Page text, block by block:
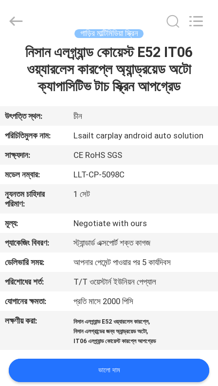
ভিডিও
সম্পর্কে
কারখানা
মান
নিয়ন্ত্রণ
করুন
কেস
Electron
Co.,Ltd.
গাড়ির মাল্টিমিডিয়া স্ক্রিন
নিসান এলগ্র্যান্ড কোয়েস্ট E52 IT06
ওয়্যারলেস কারপ্লে অ্যান্ড্রয়েড অটো
ক্যাপাসিটিভ টাচ স্ক্রিন আপগ্রেড
উৎপত্তি স্থল:
চীন
পরিচিতিমুলক নাম:
Lsailt carplay android auto solution
সাক্ষ্যদান:
CE RoHS SGS
মডেল নম্বার:
LLT-CP-5098C
ন্যূনতম চাহিদার
পরিমাণ:
1 সেট
মূল্য:
Negotiate with ours
প্যাকেজিং বিবরণ:
স্ট্যান্ডার্ড এক্সপোর্ট শক্ত কাগজ
ডেলিভারি সময়:
আপনার পেমেন্ট পাওয়ার পর 5 কার্যদিবস
পরিশোধের শর্ত:
T/T ওয়েস্টার্ন ইউনিয়ন পেপ্যাল
যোগানের ক্ষমতা:
প্রতি মাসে 2000 পিসি
লক্ষণীয় করা:
নিসান এলগ্র্যান্ড E52 ওয়্যারলেস কারপ্লে,
নিসান এলগ্রান্ডের জন্য অ্যান্ড্রয়েড অটো,
IT06 এলগ্র্যান্ড কোয়েস্ট কারপ্লে আপগ্রেড
ভালো দাম